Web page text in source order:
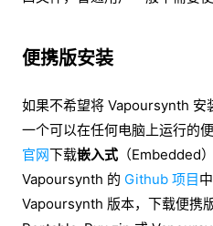
便携版安装
如果不希望将 Vapoursynth 安
一个可以在任何电脑上运行的
官网下载嵌入式 （Embedded
Vapoursynth 的 Github 项目
Vapoursynth 版本，下载便携